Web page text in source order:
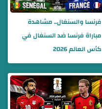
فرنسا والسنغال.. مشاهدة
مباراة فرنسا ضد السنغال في
كأس العالم 2026